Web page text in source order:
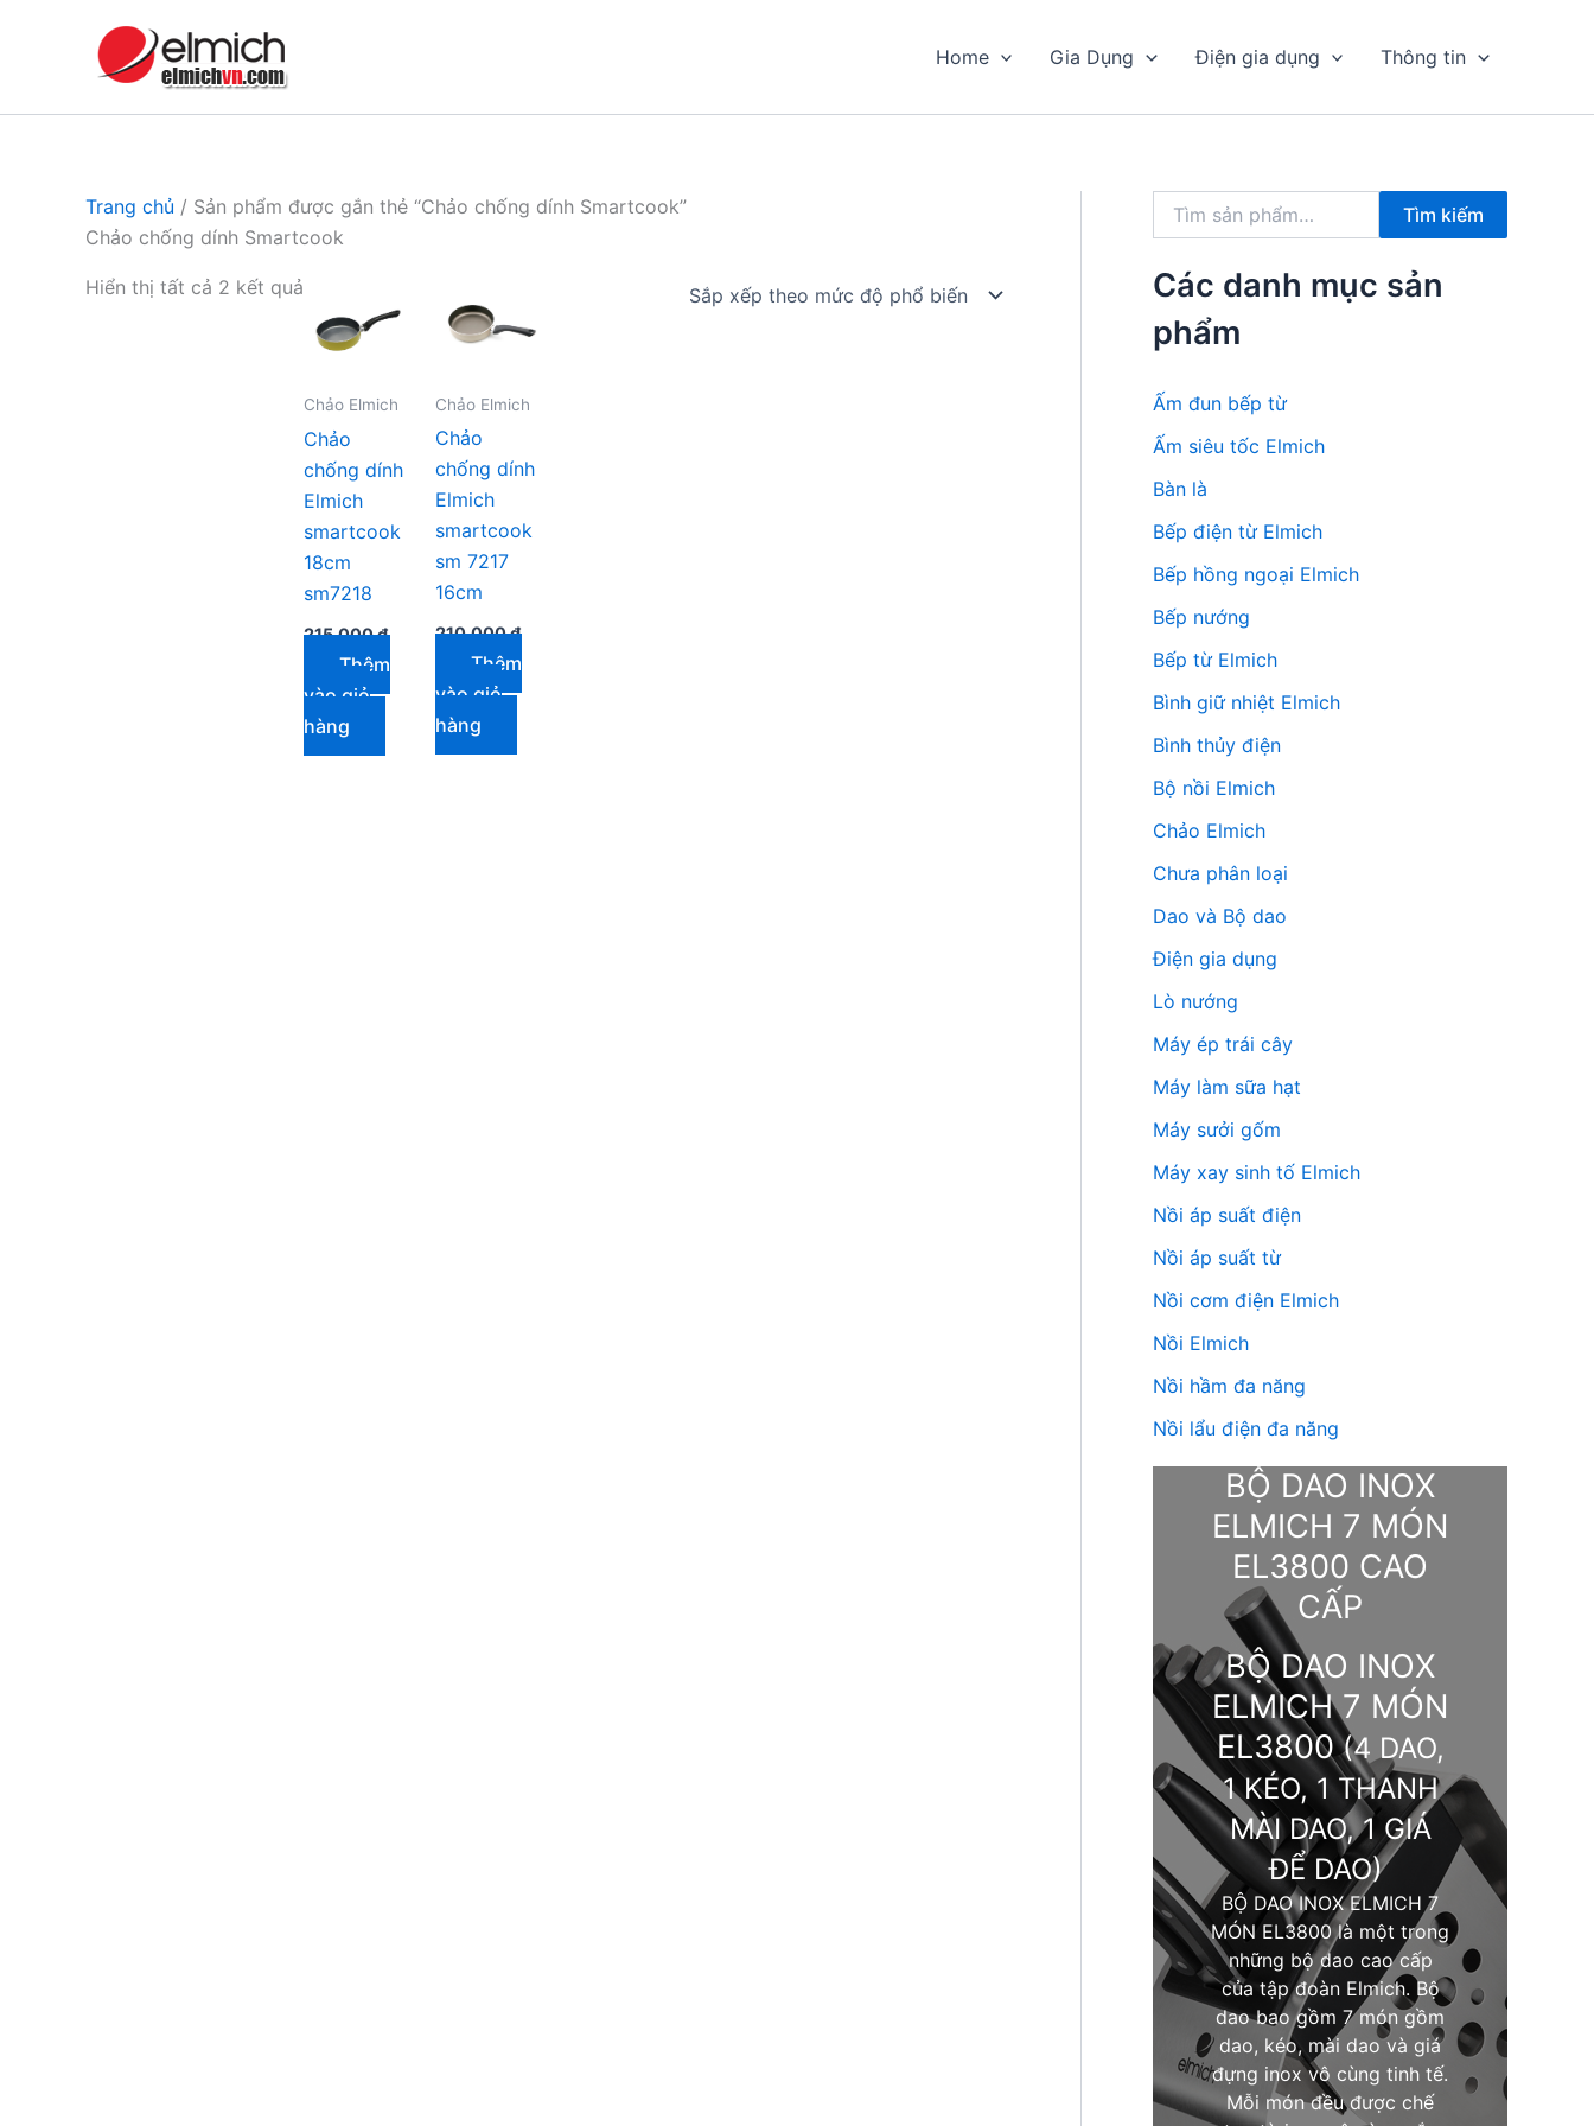
Home Gia Dụng Điện gia dụng Thông tin
Trang chủ / Sản phẩm được gắn thẻ “Chảo chống dính Smartcook”
Chảo chống dính Smartcook
Hiển thị tất cả 2 kết quả
sắp
xếp
mức
độ
phổ
biến
Chảo Elmich
Chảo
chống dính
Elmich
smartcook
18cm
sm7218
215.000₫
Thêm
vào giỏ
hàng
Chảo Elmich
Chảo
chống dính
Elmich
smartcook
sm 7217
16cm
210.000₫
Thêm
vào giỏ
hàng
k
i
m
Tìm kiếm
Các danh mục sản
phẩm
Ấm đun bếp từ
Ấm siêu tốc Elmich
Bàn là
Bếp điện từ Elmich
Bếp hồng ngoại Elmich
Bếp nướng
Bếp từ Elmich
Bình giữ nhiệt Elmich
Bình thủy điện
Bộ nồi Elmich
Chảo Elmich
Chưa phân loại
Dao và Bộ dao
Điện gia dụng
Lò nướng
Máy ép trái cây
Máy làm sữa hạt
Máy sưởi gốm
Máy xay sinh tố Elmich
Nồi áp suất điện
Nồi áp suất từ
Nồi cơm điện Elmich
Nồi Elmich
Nồi hầm đa năng
Nồi lẩu điện đa năng
BỘ DAO INOX
ELMICH 7 MÓN
EL3800 CAO
CẤP
BỘ DAO INOX
ELMICH 7 MÓN
EL3800(4 DAO,
1 KÉO, 1 THANH
MÀI DAO, 1 GIÁ
ĐỂ DAO)
BỘ DAO INOX ELMICH 7
MÓN EL3800 là một trong
những bộ dao cao cấp
của tập đoàn Elmich. Bộ
dao bao gồm 7 món gồm
dao, kéo, mài dao và giá
đựng inox vô cùng tinh tế.
Mỗi món đều được chế